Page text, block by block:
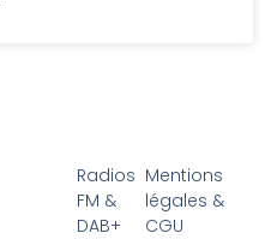
Radios
FM &
DAB+
Mentions
légales &
CGU